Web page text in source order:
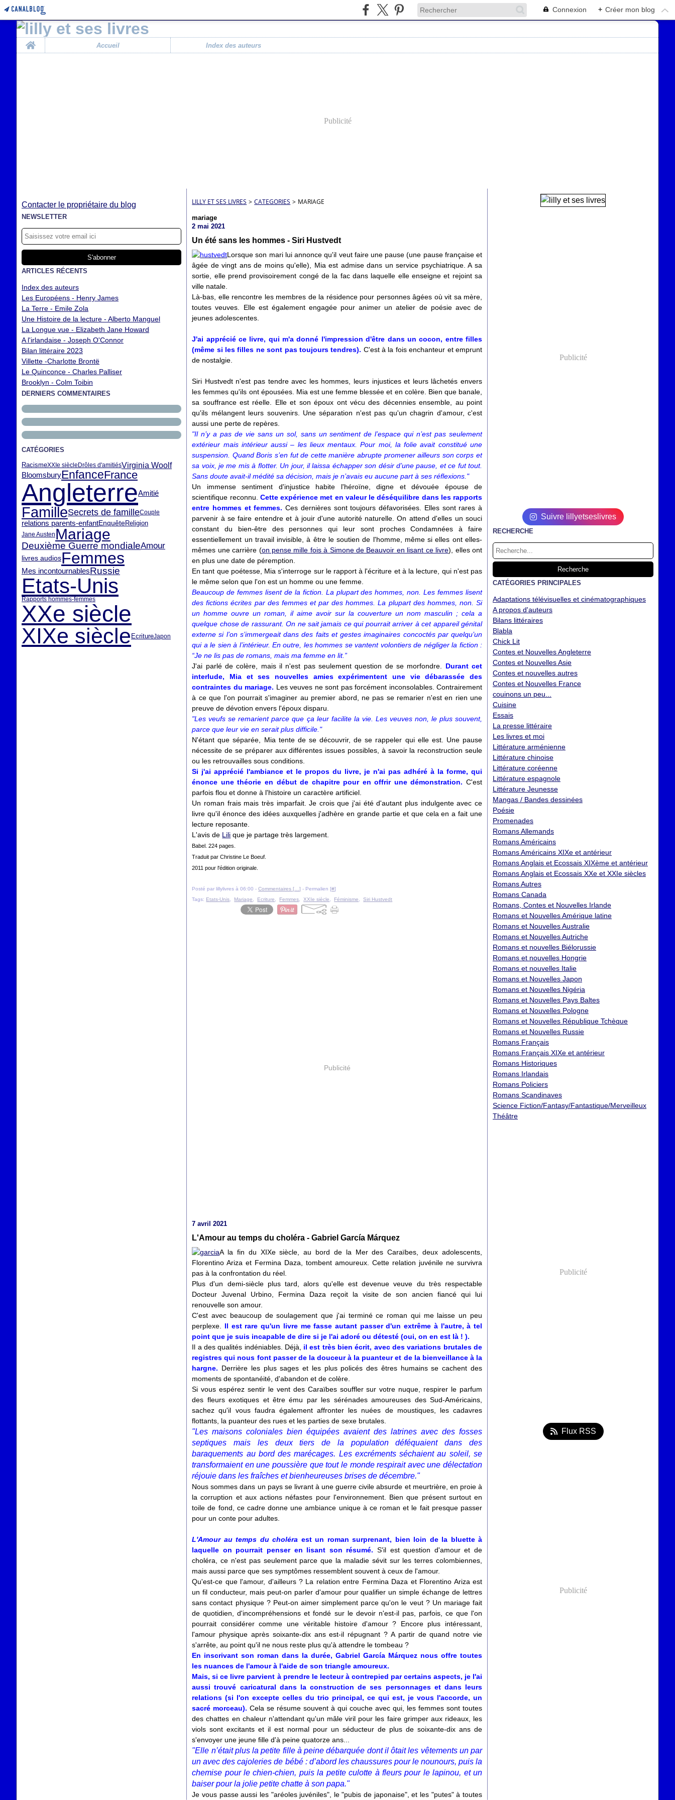
Connexion + Créer mon blog
Home
Accueil Index des auteurs
Publicité
Contacter le propriétaire du blog
NEWSLETTER
ARTICLES RÉCENTS
Index des auteurs
Les Européens - Henry James
La Terre - Emile Zola
Une Histoire de la lecture - Alberto Manguel
La Longue vue - Elizabeth Jane Howard
A l'irlandaise - Joseph O'Connor
Bilan littéraire 2023
Villette -Charlotte Brontë
Le Quinconce - Charles Palliser
Brooklyn - Colm Toibin
DERNIERS COMMENTAIRES
CATÉGORIES
RacismeXXIe siècle Drôles d'amitiésVirginia Woolf
BloomsburyEnfanceFrance
AngleterreAmitié
FamilleSecrets de familleCouple
relations parents-enfantEnquêteReligion
Jane Austen Mariage
Deuxième Guerre mondialeAmour
livres audiosFemmes
Mes incontournablesRussie
Etats-Unis
Rapports hommes-femmes
XXe siècle
XIXe siècle EcritureJapon
LILLY ET SES LIVRES > CATEGORIES > MARIAGE
mariage
2 mai 2021
Un été sans les hommes - Siri Hustvedt
Lorsque son mari lui annonce qu'il veut faire une pause (une pause française et
âgée de vingt ans de moins qu'elle), Mia est admise dans un service psychiatrique. A sa
sortie, elle prend provisoirement congé de la fac dans laquelle elle enseigne et rejoint sa
ville natale.
Là-bas, elle rencontre les membres de la résidence pour personnes âgées où vit sa mère,
toutes veuves. Elle est également engagée pour animer un atelier de poésie avec de
jeunes adolescentes.
J'ai apprécié ce livre, qui m'a donné l'impression d'être dans un cocon, entre filles
(même si les filles ne sont pas toujours tendres). C'est à la fois enchanteur et emprunt
de nostalgie.
Siri Hustvedt n'est pas tendre avec les hommes, leurs injustices et leurs lâchetés envers
les femmes qu'ils ont épousées. Mia est une femme blessée et en colère. Bien que banale,
sa souffrance est réelle. Elle et son époux ont vécu des décennies ensemble, au point
qu'ils mélangent leurs souvenirs. Une séparation n'est pas qu'un chagrin d'amour, c'est
aussi une perte de repères.
"Il n’y a pas de vie sans un sol, sans un sentiment de l’espace qui n’est pas seulement
extérieur mais intérieur aussi – les lieux mentaux. Pour moi, la folie avait constitué une
suspension. Quand Boris s’en fut de cette manière abrupte promener ailleurs son corps et
sa voix, je me mis à flotter. Un jour, il laissa échapper son désir d’une pause, et ce fut tout.
Sans doute avait-il médité sa décision, mais je n’avais eu aucune part à ses réflexions."
Un immense sentiment d'injustice habite l'héroïne, digne et dévouée épouse de
scientifique reconnu Cette expérience met en valeur le déséquilibre dans les rapports
entre hommes et femmes. Ces dernières sont toujours défavorisées. Elles sont rares à
parvenir à se faire entendre et à jouir d'une autorité naturelle. On attend d'elles un souci
constant du bien-être des personnes qui leur sont proches Condamnées à faire
essentiellement un travail invisible, à être le soutien de l'homme, même si elles ont elles-
mêmes une carrière (on pense mille fois à Simone de Beauvoir en lisant ce livre), elles ont
en plus une date de péremption.
En tant que poétesse, Mia s'interroge sur le rapport à l'écriture et à la lecture, qui n'est pas
le même selon que l'on est un homme ou une femme.
Beaucoup de femmes lisent de la fiction. La plupart des hommes, non. Les femmes lisent
des fictions écrites par des femmes et par des hommes. La plupart des hommes, non. Si
un homme ouvre un roman, il aime avoir sur la couverture un nom masculin ; cela a
quelque chose de rassurant. On ne sait jamais ce qui pourrait arriver à cet appareil génital
externe si l’on s’immergeait dans des faits et gestes imaginaires concoctés par quelqu’un
qui a le sien à l’intérieur. En outre, les hommes se vantent volontiers de négliger la fiction :
“Je ne lis pas de romans, mais ma femme en lit.”
J'ai parlé de colère, mais il n'est pas seulement question de se morfondre.
Durant cet
interlude, Mia et ses nouvelles amies expérimentent une vie débarassée des
contraintes du mariage. Les veuves ne sont pas forcément inconsolables. Contrairement
à ce que l'on pourrait s'imaginer au premier abord, ne pas se remarier n'est en rien une
preuve de dévotion envers l'époux disparu.
"Les veufs se remarient parce que ça leur facilite la vie. Les veuves non, le plus souvent,
parce que leur vie en serait plus difficile."
N'étant que séparée, Mia tente de se découvrir, de se rappeler qui elle est. Une pause
nécessite de se préparer aux différentes issues possibles, à savoir la reconstruction seule
ou les retrouvailles sous conditions.
Si j'ai apprécié l'ambiance et le propos du livre, je n'ai pas adhéré à la forme, qui
énonce une théorie en début de chapitre pour en offrir une démonstration. C'est
parfois flou et donne à l'histoire un caractère artificiel.
Un roman frais mais très imparfait. Je crois que j'ai été d'autant plus indulgente avec ce
livre qu'il énonce des idées auxquelles j'adhère en grande partie et que cela en a fait une
lecture reposante.
L'avis de Lili que je partage très largement.
Babel. 224 pages.
Traduit par Christine Le Boeuf.
2011 pour l'édition originale.
Posté par lillylivres à 06:00 -Commentaires [ …] - Permalien [#]
Tags: Etats-Unis Mariage Ecriture Femmes XXIe siècle Féminisme ,Siri Hustvedt
Publicité
7 avril 2021
L'Amour au temps du choléra - Gabriel García Márquez
A la fin du XIXe siècle, au bord de la Mer des Caraïbes, deux adolescents,
Florentino Ariza et Fermina Daza, tombent amoureux. Cette relation juvénile ne survivra
pas à la confrontation du réel.
Plus d'un demi-siècle plus tard, alors qu'elle est devenue veuve du très respectable
Docteur Juvenal Urbino, Fermina Daza reçoit la visite de son ancien fiancé qui lui
renouvelle son amour.
C'est avec beaucoup de soulagement que j'ai terminé ce roman qui me laisse un peu
perplexe. Il est rare qu'un livre me fasse autant passer d'un extrême à l'autre, à tel
point que je suis incapable de dire si je l'ai adoré ou détesté (oui, on en est là ! ).
Il a des qualités indéniables. Déjà, il est très bien écrit, avec des variations brutales de
registres qui nous font passer de la douceur à la puanteur et de la bienveillance à la
hargne. Derrière les plus sages et les plus policés des êtres humains se cachent des
moments de spontanéité, d'abandon et de colère.
Si vous espérez sentir le vent des Caraïbes souffler sur votre nuque, respirer le parfum
des fleurs exotiques et être ému par les sérénades amoureuses des Sud-Américains,
sachez qu'il vous faudra également affronter les nuées de moustiques, les cadavres
flottants, la puanteur des rues et les parties de sexe brutales.
"Les maisons coloniales bien équipées avaient des latrines avec des fosses
septiques mais les deux tiers de la population déféquaient dans des
baraquements au bord des marécages. Les excréments séchaient au soleil, se
transformaient en une poussière que tout le monde respirait avec une délectation
réjouie dans les fraîches et bienheureuses brises de décembre."
Nous sommes dans un pays se livrant à une guerre civile absurde et meurtrière, en proie à
la corruption et aux actions néfastes pour l'environnement. Bien que présent surtout en
toile de fond, ce cadre donne une ambiance unique à ce roman et le fait presque passer
pour un conte pour adultes.
L'Amour au temps du choléra est un roman surprenant, bien loin de la bluette à
laquelle on pourrait penser en lisant son résumé. S'il est question d'amour et de
choléra, ce n'est pas seulement parce que la maladie sévit sur les terres colombiennes,
mais aussi parce que ses symptômes ressemblent souvent à ceux de l'amour.
Qu'est-ce que l'amour, d'ailleurs ? La relation entre Fermina Daza et Florentino Ariza est
un fil conducteur, mais peut-on parler d'amour pour qualifier un simple échange de lettres
sans contact physique ? Peut-on aimer simplement parce qu'on le veut ? Un mariage fait
de quotidien, d'incompréhensions et fondé sur le devoir n'est-il pas, parfois, ce que l'on
pourrait considérer comme une véritable histoire d'amour ? Encore plus intéressant,
l'amour physique après soixante-dix ans est-il répugnant ? A partir de quand notre vie
s'arrête, au point qu'il ne nous reste plus qu'à attendre le tombeau ?
En inscrivant son roman dans la durée, Gabriel García Márquez nous offre toutes
les nuances de l'amour à l'aide de son triangle amoureux.
Mais, si ce livre parvient à prendre le lecteur à contrepied par certains aspects, je l'ai
aussi trouvé caricatural dans la construction de ses personnages et dans leurs
relations (si l'on excepte celles du trio principal, ce qui est, je vous l'accorde, un
sacré morceau). Cela se résume souvent à qui couche avec qui, les femmes sont toutes
des chattes en chaleur n'attendant qu'un mâle viril pour les faire grimper aux rideaux, les
viols sont excitants et il est normal pour un séducteur de plus de soixante-dix ans de
s'envoyer une jeune fille d'à peine quatorze ans...
"Elle n’était plus la petite fille à peine débarquée dont il ôtait les vêtements un par
un avec des cajoleries de bébé : d’abord les chaussures pour le nounours, puis la
chemise pour le chien-chien, puis la petite culotte à fleurs pour le lapinou, et un
baiser pour la jolie petite chatte à son papa."
Je vous passe aussi les "aréoles juvéniles", le "pubis de japonaise", et les "putes" à toutes
Publicité
Suivre lillyetseslivres
RECHERCHE
CATÉGORIES PRINCIPALES
Adaptations télévisuelles et cinématographiques
A propos d'auteurs
Bilans littéraires
Blabla
Chick Lit
Contes et Nouvelles Angleterre
Contes et Nouvelles Asie
Contes et nouvelles autres
Contes et Nouvelles France
couinons un peu...
Cuisine
Essais
La presse littéraire
Les livres et moi
Littérature arménienne
Littérature chinoise
Littérature coréenne
Littérature espagnole
Littérature Jeunesse
Mangas / Bandes dessinées
Poésie
Promenades
Romans Allemands
Romans Américains
Romans Américains XIXe et antérieur
Romans Anglais et Ecossais XIXème et antérieur
Romans Anglais et Ecossais XXe et XXIe siècles
Romans Autres
Romans Canada
Romans, Contes et Nouvelles Irlande
Romans et Nouvelles Amérique latine
Romans et Nouvelles Australie
Romans et Nouvelles Autriche
Romans et nouvelles Biélorussie
Romans et nouvelles Hongrie
Romans et nouvelles Italie
Romans et Nouvelles Japon
Romans et Nouvelles Nigéria
Romans et Nouvelles Pays Baltes
Romans et Nouvelles Pologne
Romans et Nouvelles République Tchèque
Romans et Nouvelles Russie
Romans Français
Romans Français XIXe et antérieur
Romans Historiques
Romans Irlandais
Romans Policiers
Romans Scandinaves
Science Fiction/Fantasy/Fantastique/Merveilleux
Théâtre
Publicité
Flux RSS
Publicité